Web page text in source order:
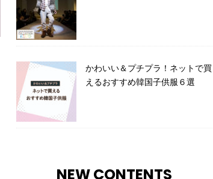
かわいい＆プチプラ！ネットで買
えるおすすめ韓国子供服６選
NEW CONTENTS